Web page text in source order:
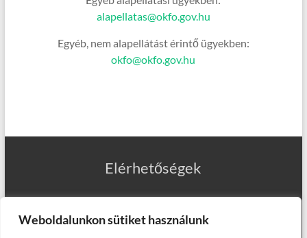
Weboldalunkon sütiket használunk
alapellatas@okfo.gov.hu
Egyéb, nem alapellátást érintő ügyekben:
okfo@okfo.gov.hu
Elérhetőségek